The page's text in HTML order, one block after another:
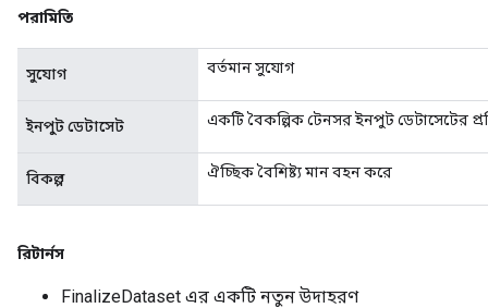
পরামিতি
সুযোগ বর্তমান সুযোগ
ইনপুট ডেটাসেট একটি বৈকল্পিক টেনসর ইনপুট ডেটাসেটের
বিকল্প ঐচ্ছিক বৈশিষ্ট্য মান বহন করে
রিটার্নস
FinalizeDataset এর একটি নতুন উদাহরণ